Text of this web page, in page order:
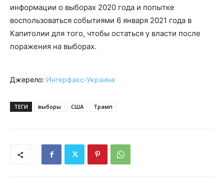
информации о выборах 2020 года и попытке
воспользоваться событиями 6 января 2021 года в
Капитолии для того, чтобы остаться у власти после
поражения на выборах.
Джерело: Интерфакс-Украина
ТЕГИ выборы США Трамп